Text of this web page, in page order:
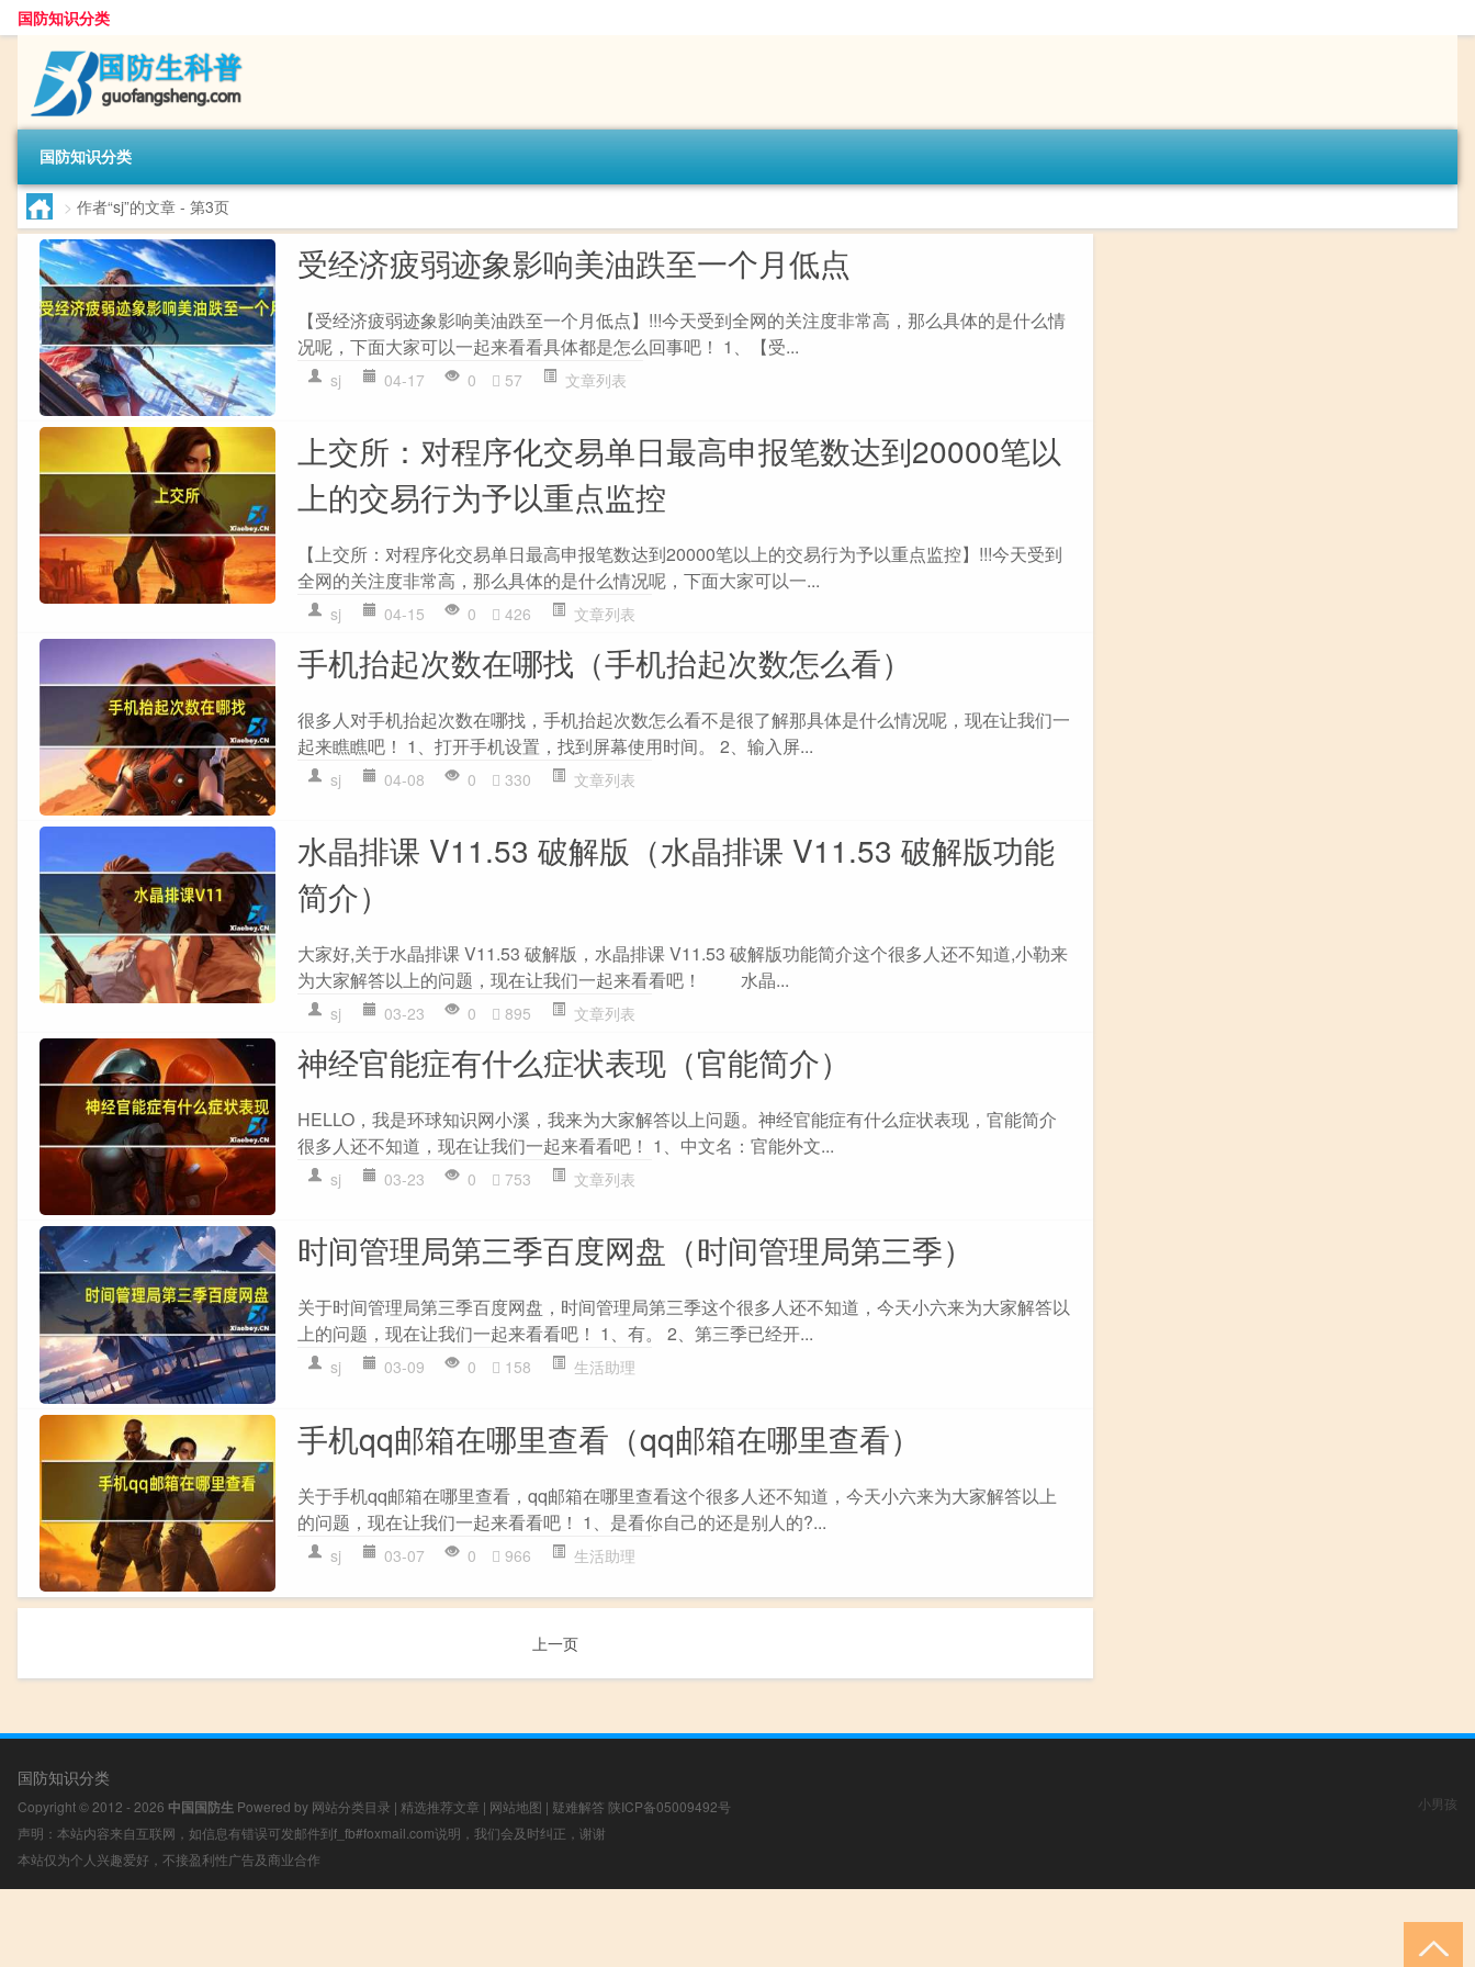
国防知识分类
国防知识分类
> 作者“sj”的文章 - 第3页
受经济疲弱迹象影响美油跌至一个月低点
【受经济疲弱迹象影响美油跌至一个月低点】!!!今天受到全网的关注度非常高，那么具体的是什么情
况呢，下面大家可以一起来看看具体都是怎么回事吧！ 1、【受...
sj 04-17 0 57 文章列表
上交所：对程序化交易单日最高申报笔数达到20000笔以
上的交易行为予以重点监控
【上交所：对程序化交易单日最高申报笔数达到20000笔以上的交易行为予以重点监控】!!!今天受到
全网的关注度非常高，那么具体的是什么情况呢，下面大家可以一...
sj 04-15 0 426 文章列表
手机抬起次数在哪找（手机抬起次数怎么看）
很多人对手机抬起次数在哪找，手机抬起次数怎么看不是很了解那具体是什么情况呢，现在让我们一
起来瞧瞧吧！ 1、打开手机设置，找到屏幕使用时间。 2、输入屏...
sj 04-08 0 330 文章列表
水晶排课 V11.53 破解版（水晶排课 V11.53 破解版功能
简介）
大家好,关于水晶排课 V11.53 破解版，水晶排课 V11.53 破解版功能简介这个很多人还不知道,小勒来
为大家解答以上的问题，现在让我们一起来看看吧！ 水晶...
sj 03-23 0 895 文章列表
神经官能症有什么症状表现（官能简介）
HELLO，我是环球知识网小溪，我来为大家解答以上问题。神经官能症有什么症状表现，官能简介
很多人还不知道，现在让我们一起来看看吧！ 1、中文名：官能外文...
sj 03-23 0 753 文章列表
时间管理局第三季百度网盘（时间管理局第三季）
关于时间管理局第三季百度网盘，时间管理局第三季这个很多人还不知道，今天小六来为大家解答以
上的问题，现在让我们一起来看看吧！ 1、有。 2、第三季已经开...
sj 03-09 0 158 生活助理
手机qq邮箱在哪里查看（qq邮箱在哪里查看）
关于手机qq邮箱在哪里查看，qq邮箱在哪里查看这个很多人还不知道，今天小六来为大家解答以上
的问题，现在让我们一起来看看吧！ 1、是看你自己的还是别人的?...
sj 03-07 0 966 生活助理
上一页
国防知识分类
Copyright © 2012 - 2026 中国国防生 Powered by 网站分类目录 | 精选推荐文章 | 网站地图 | 疑难解答 陕ICP备05009492号
声明：本站内容来自互联网，如信息有错误可发邮件到f_fb#foxmail.com说明，我们会及时纠正，谢谢
本站仅为个人兴趣爱好，不接盈利性广告及商业合作
小男孩